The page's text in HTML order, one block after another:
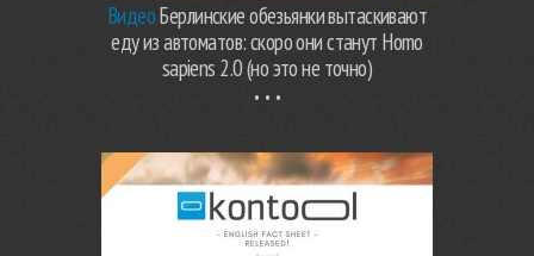
ВидеоБерлинские обезьянки вытаскивают
еду из автоматов: скоро они станут Homo
sapiens 2.0 (но это не точно)